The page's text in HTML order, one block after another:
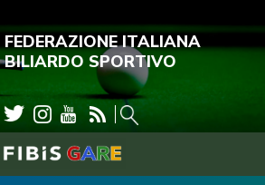
FEDERAZIONE ITALIANA
BILIARDO SPORTIVO